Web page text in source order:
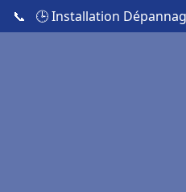
📞 🕒 Installation